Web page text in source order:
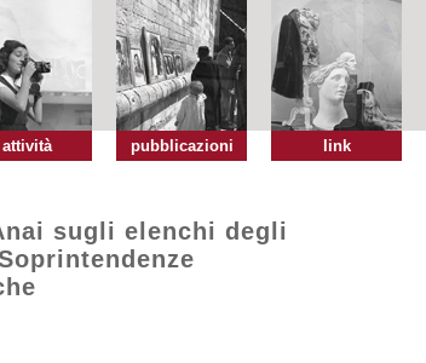
attività pubblicazioni link
sugli elenchi degli